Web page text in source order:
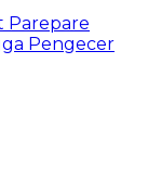
Parepare
Pengecer